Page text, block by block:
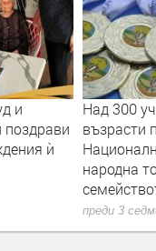
и
ѝ
Над 300
възрасти
народна
преди 3